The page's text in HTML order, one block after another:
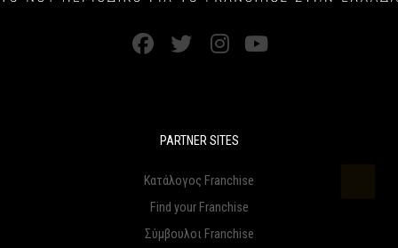
PARTNER SITES
Κατάλογος Franchise
Find your Franchise
Σύμβουλοι Franchise